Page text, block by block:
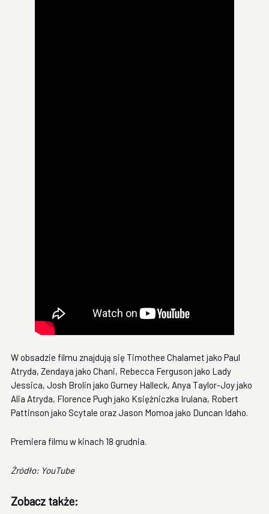
W obsadzie filmu znajdują się Timothee Chalamet jako Paul
Atryda, Zendaya jako Chani, Rebecca Ferguson jako Lady
Jessica, Josh Brolin jako Gurney Halleck, Anya Taylor-Joy jako
Alia Atryda, Florence Pugh jako Księżniczka Irulana, Robert
Pattinson jako Scytale oraz Jason Momoa jako Duncan Idaho.
Premiera filmu w kinach 18 grudnia.
Źródło: YouTube
Zobacz także: